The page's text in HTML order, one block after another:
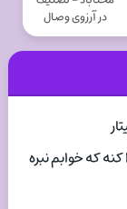
در آرزوی وصال
که خوابم نبره